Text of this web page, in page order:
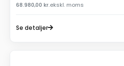
68.980,00 kr.ekskl. moms
Se detaljer